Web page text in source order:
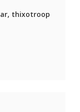
thixotroop